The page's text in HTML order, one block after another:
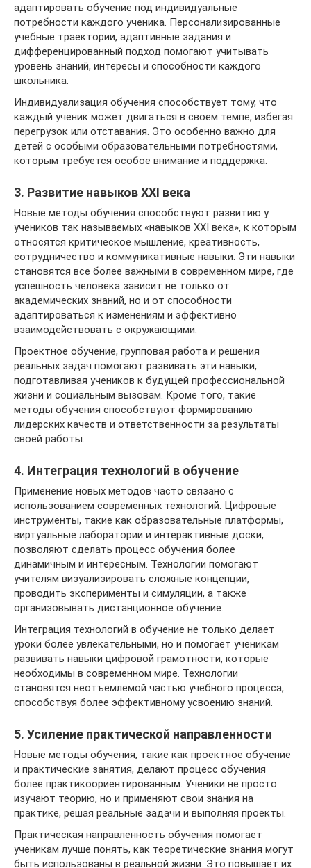
адаптировать обучение под индивидуальные
потребности каждого ученика. Персонализированные
учебные траектории, адаптивные задания и
дифференцированный подход помогают учитывать
уровень знаний, интересы и способности каждого
школьника.
Индивидуализация обучения способствует тому, что
каждый ученик может двигаться в своем темпе, избегая
перегрузок или отставания. Это особенно важно для
детей с особыми образовательными потребностями,
которым требуется особое внимание и поддержка.
3. Развитие навыков XXI века
Новые методы обучения способствуют развитию у
учеников так называемых «навыков XXI века», к которым
относятся критическое мышление, креативность,
сотрудничество и коммуникативные навыки. Эти навыки
становятся все более важными в современном мире, где
успешность человека зависит не только от
академических знаний, но и от способности
адаптироваться к изменениям и эффективно
взаимодействовать с окружающими.
Проектное обучение, групповая работа и решения
реальных задач помогают развивать эти навыки,
подготавливая учеников к будущей профессиональной
жизни и социальным вызовам. Кроме того, такие
методы обучения способствуют формированию
лидерских качеств и ответственности за результаты
своей работы.
4. Интеграция технологий в обучение
Применение новых методов часто связано с
использованием современных технологий. Цифровые
инструменты, такие как образовательные платформы,
виртуальные лаборатории и интерактивные доски,
позволяют сделать процесс обучения более
динамичным и интересным. Технологии помогают
учителям визуализировать сложные концепции,
проводить эксперименты и симуляции, а также
организовывать дистанционное обучение.
Интеграция технологий в обучение не только делает
уроки более увлекательными, но и помогает ученикам
развивать навыки цифровой грамотности, которые
необходимы в современном мире. Технологии
становятся неотъемлемой частью учебного процесса,
способствуя более эффективному усвоению знаний.
5. Усиление практической направленности
Новые методы обучения, такие как проектное обучение
и практические занятия, делают процесс обучения
более практикоориентированным. Ученики не просто
изучают теорию, но и применяют свои знания на
практике, решая реальные задачи и выполняя проекты.
Практическая направленность обучения помогает
ученикам лучше понять, как теоретические знания могут
быть использованы в реальной жизни. Это повышает их